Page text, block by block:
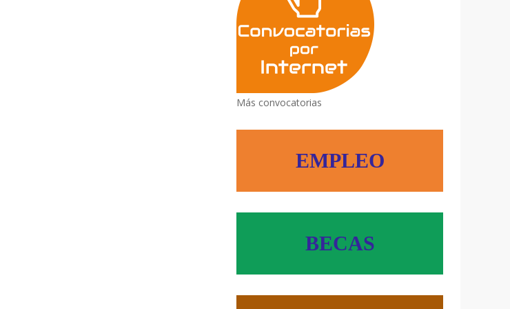
Más convocatorias
EMPLEO
BECAS